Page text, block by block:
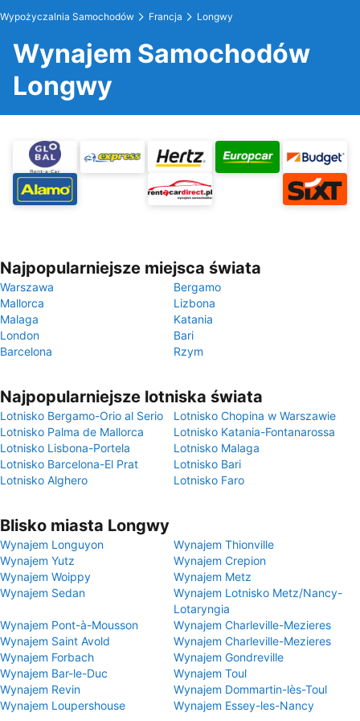
Wypożyczalnia Samochodów Francja Longwy
Wynajem Samochodów
Longwy
Najpopularniejsze miejsca świata
Warszawa
Bergamo
Mallorca
Lizbona
Malaga
Katania
London
Bari
Barcelona
Rzym
Najpopularniejsze lotniska świata
Lotnisko Bergamo-Orio al Serio
Lotnisko Chopina w Warszawie
Lotnisko Palma de Mallorca
Lotnisko Katania-Fontanarossa
Lotnisko Lisbona-Portela
Lotnisko Malaga
Lotnisko Barcelona-El Prat
Lotnisko Bari
Lotnisko Alghero
Lotnisko Faro
Blisko miasta Longwy
Wynajem Longuyon
Wynajem Thionville
Wynajem Yutz
Wynajem Crepion
Wynajem Woippy
Wynajem Metz
Wynajem Sedan
Wynajem Lotnisko Metz/Nancy-
Lotaryngia
Wynajem Pont-à-Mousson
Wynajem Charleville-Mezieres
Wynajem Saint Avold
Wynajem Charleville-Mezieres
Wynajem Forbach
Wynajem Gondreville
Wynajem Bar-le-Duc
Wynajem Toul
Wynajem Revin
Wynajem Dommartin-lès-Toul
Wynajem Loupershouse
Wynajem Essey-les-Nancy